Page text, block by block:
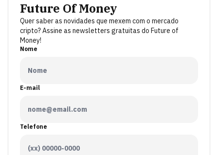
Future Of Money
Quer saber as novidades que mexem com o mercado
cripto? Assine as newsletters gratuitas do Future of
Money!
Nome
E-mail
Telefone